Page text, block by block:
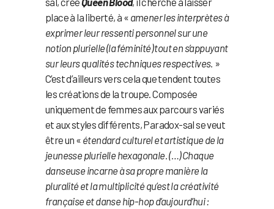
place à la liberté, à « amener les interprètes à
exprimer leur ressenti personnel sur une
notion plurielle (la féminité) tout en s’appuyant
sur leurs qualités techniques respectives. »
C’est d’ailleurs vers cela que tendent toutes
les créations de la troupe. Composée
uniquement de femmes aux parcours variés
et aux styles différents, Paradox-sal se veut
être un « étendard culturel et artistique de la
jeunesse plurielle hexagonale. (…) Chaque
danseuse incarne à sa propre manière la
pluralité et la multiplicité qu’est la créativité
française et danse hip-hop d’aujourd’hui :